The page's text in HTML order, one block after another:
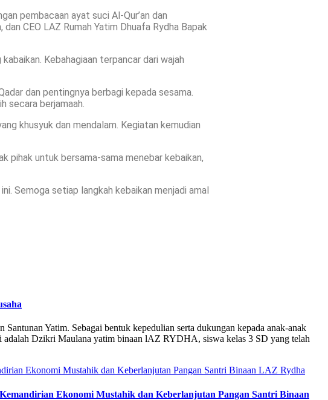
pembacaan ayat suci Al-Qur’an dan
CEO LAZ Rumah Yatim Dhuafa Rydha Bapak
Kebahagiaan terpancar dari wajah
dan pentingnya berbagi kepada sesama.
secara berjamaah.
khusyuk dan mendalam. Kegiatan kemudian
pihak untuk bersama-sama menebar kebaikan,
Semoga setiap langkah kebaikan menjadi amal
Yatim. Sebagai bentuk kepedulian serta dukungan kepada anak-anak
adalah Dzikri Maulana yatim binaan lAZ RYDHA, siswa kelas 3 SD yang telah
Ekonomi Mustahik dan Keberlanjutan Pangan Santri Binaan